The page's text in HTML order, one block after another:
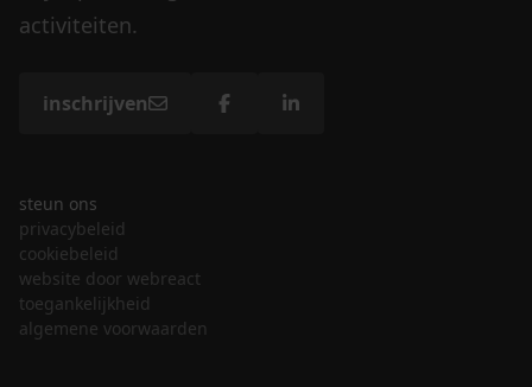
activiteiten.
inschrijven
steun ons
privacybeleid
cookiebeleid
website door webreact
toegankelijkheid
algemene voorwaarden